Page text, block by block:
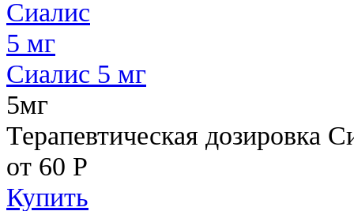
Сиалис 5 мг
5мг
Терапевтическая дозировка
от 60 Р
Купить